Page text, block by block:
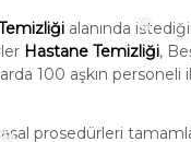
❅
alanında
Hastane Temizliği,
100 aşkın
prosedürleri